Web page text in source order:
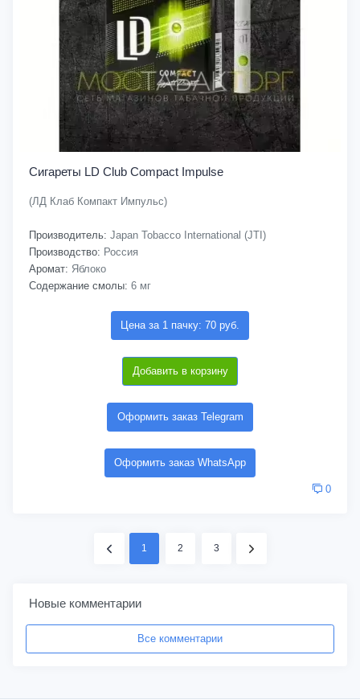
Сигареты LD Club Compact Impulse
(ЛД Клаб Компакт Импульс)
Производитель: Japan Tobacco International (JTI)
Производство: Россия
Аромат: Яблоко
Содержание смолы: 6 мг
Цена за 1 пачку: 70 руб.
Добавить в корзину
Оформить заказ Telegram
Оформить заказ WhatsApp
0
1 2 3
Новые комментарии
Все комментарии